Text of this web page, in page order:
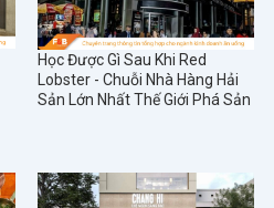
Học Được Gì Sau Khi Red
Lobster - Chuỗi Nhà Hàng Hải
Sản Lớn Nhất Thế Giới Phá Sản